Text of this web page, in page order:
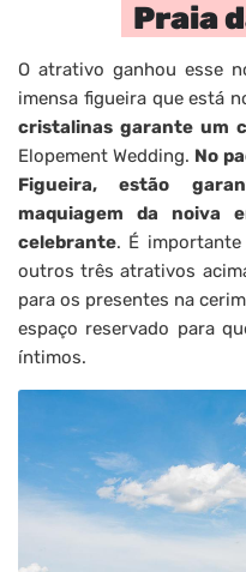
Praia
O atrativo ganhou esse
imensa figueira que está
cristalinas garante um
Elopement Wedding. No
Figueira, estão
maquiagem da noiva
celebrante. É
outros três atrativos
para os presentes na
espaço reservado para
íntimos.